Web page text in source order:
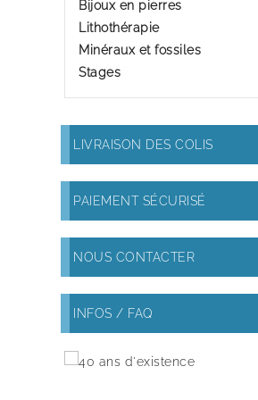
Bijoux en pierres
Lithothérapie
Minéraux et fossiles
Stages
LIVRAISON DES COLIS
PAIEMENT SÉCURISÉ
NOUS CONTACTER
INFOS / FAQ